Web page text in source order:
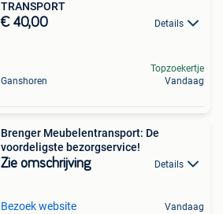
TRANSPORT
€ 40,00 Details
Ganshoren
Topzoekertje
Vandaag
Brenger Meubelentransport: De
voordeligste bezorgservice!
Zie omschrijving Details
Bezoek website Vandaag